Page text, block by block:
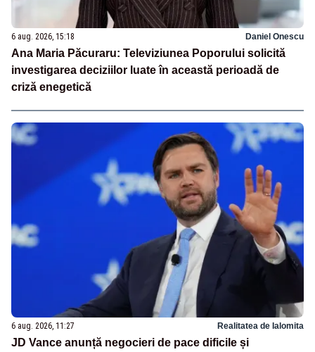
6 aug. 2026, 15:18 Daniel Onescu
Ana Maria Păcuraru: Televiziunea Poporului solicită
investigarea deciziilor luate în această perioadă de
criză enegetică
6 aug. 2026, 11:27 Realitatea de Ialomita
JD Vance anunță negocieri de pace dificile și